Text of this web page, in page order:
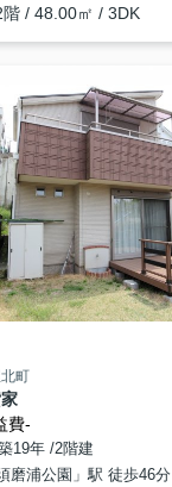
階 / 48.00㎡ / 3DK
町
費-
19年 /2階建
磨浦公園」駅 徒歩46分